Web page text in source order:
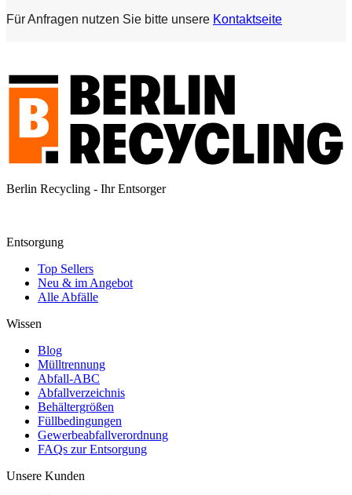
Für Anfragen nutzen Sie bitte unsere Kontaktseite
Berlin Recycling - Ihr Entsorger
Entsorgung
Top Sellers
Neu & im Angebot
Alle Abfälle
Wissen
Blog
Mülltrennung
Abfall-ABC
Abfallverzeichnis
Behältergrößen
Füllbedingungen
Gewerbeabfallverordnung
FAQs zur Entsorgung
Unsere Kunden